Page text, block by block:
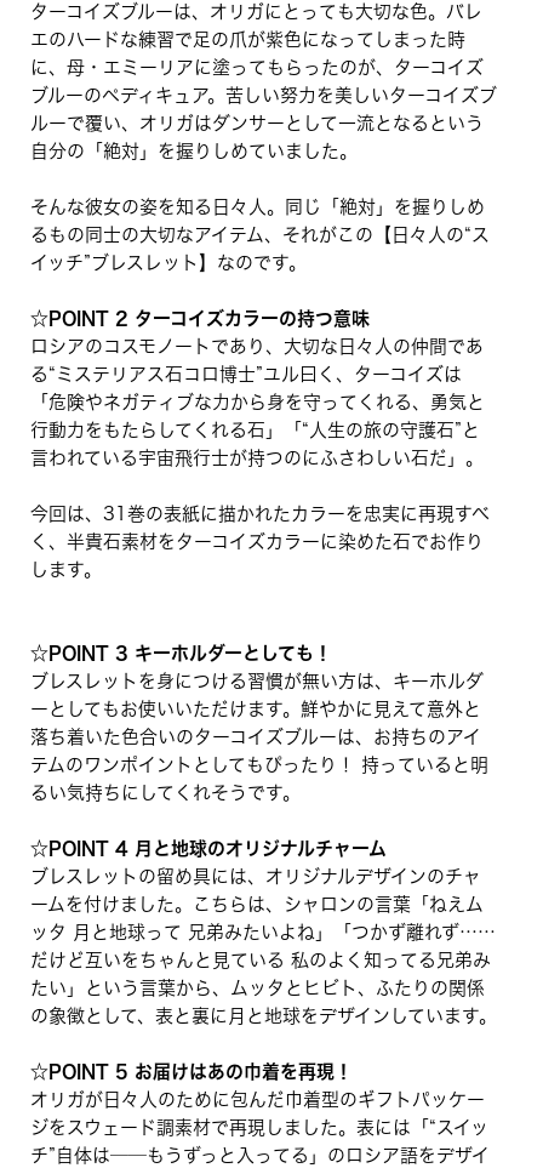
ターコイズブルーは、オリガにとっても大切な色。バレ
エのハードな練習で足の爪が紫色になってしまった時
に、母・エミーリアに塗ってもらったのが、ターコイズ
ブルーのペディキュア。苦しい努力を美しいターコイズブ
ルーで覆い、オリガはダンサーとして一流となるという
自分の「絶対」を握りしめていました。
そんな彼女の姿を知る日々人。同じ「絶対」を握りしめ
るもの同士の大切なアイテム、それがこの【日々人の“ス
イッチ”ブレスレット】なのです。
☆POINT 2 ターコイズカラーの持つ意味
ロシアのコスモノートであり、大切な日々人の仲間であ
る“ミステリアス石コロ博士”ユル曰く、ターコイズは
「危険やネガティブな力から身を守ってくれる、勇気と
行動力をもたらしてくれる石」「“人生の旅の守護石”と
言われている宇宙飛行士が持つのにふさわしい石だ」。
今回は、31巻の表紙に描かれたカラーを忠実に再現すべ
く、半貴石素材をターコイズカラーに染めた石でお作り
します。
☆POINT 3 キーホルダーとしても！
ブレスレットを身につける習慣が無い方は、キーホルダ
ーとしてもお使いいただけます。鮮やかに見えて意外と
落ち着いた色合いのターコイズブルーは、お持ちのアイ
テムのワンポイントとしてもぴったり！ 持っていると明
るい気持ちにしてくれそうです。
☆POINT 4 月と地球のオリジナルチャーム
ブレスレットの留め具には、オリジナルデザインのチャ
ームを付けました。こちらは、シャロンの言葉「ねえム
ッタ 月と地球って 兄弟みたいよね」「つかず離れず……
だけど互いをちゃんと見ている 私のよく知ってる兄弟み
たい」という言葉から、ムッタとヒビト、ふたりの関係
の象徴として、表と裏に月と地球をデザインしています。
☆POINT 5 お届けはあの巾着を再現！
オリガが日々人のために包んだ巾着型のギフトパッケー
ジをスウェード調素材で再現しました。表には「“スイッ
チ”自体は──もうずっと入ってる」のロシア語をデザイ